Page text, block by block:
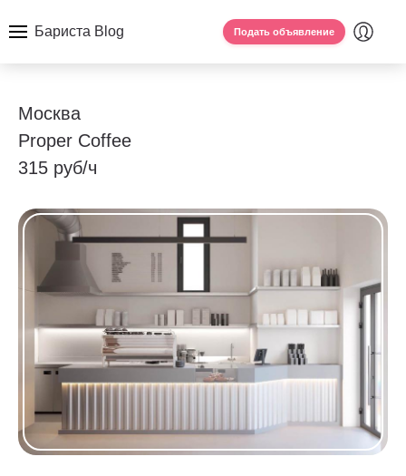
Бариста Blog Подать объявление
Москва
Proper Coffee
315 руб/ч